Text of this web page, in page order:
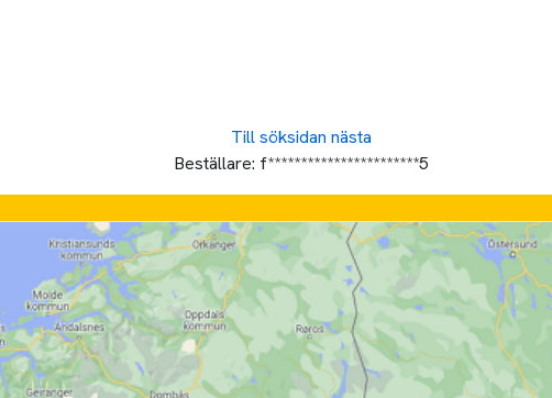
Till söksidan nästa
Beställare: f***********************5